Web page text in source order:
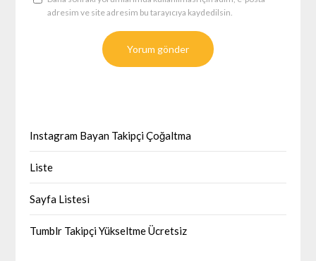
adresim ve site adresim bu tarayıcıya kaydedilsin.
Instagram Bayan Takipçi Çoğaltma
Liste
Sayfa Listesi
Tumblr Takipçi Yükseltme Ücretsiz